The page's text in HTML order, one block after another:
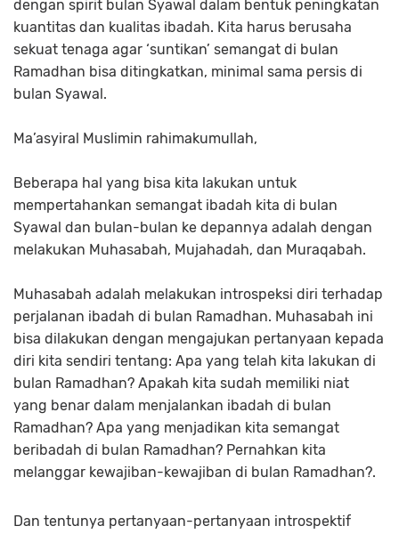
dengan spirit bulan Syawal dalam bentuk peningkatan
kuantitas dan kualitas ibadah. Kita harus berusaha
sekuat tenaga agar ‘suntikan’ semangat di bulan
Ramadhan bisa ditingkatkan, minimal sama persis di
bulan Syawal.
Ma’asyiral Muslimin rahimakumullah,
Beberapa hal yang bisa kita lakukan untuk
mempertahankan semangat ibadah kita di bulan
Syawal dan bulan-bulan ke depannya adalah dengan
melakukan Muhasabah, Mujahadah, dan Muraqabah.
Muhasabah adalah melakukan introspeksi diri terhadap
perjalanan ibadah di bulan Ramadhan. Muhasabah ini
bisa dilakukan dengan mengajukan pertanyaan kepada
diri kita sendiri tentang: Apa yang telah kita lakukan di
bulan Ramadhan? Apakah kita sudah memiliki niat
yang benar dalam menjalankan ibadah di bulan
Ramadhan? Apa yang menjadikan kita semangat
beribadah di bulan Ramadhan? Pernahkan kita
melanggar kewajiban-kewajiban di bulan Ramadhan?.
Dan tentunya pertanyaan-pertanyaan introspektif